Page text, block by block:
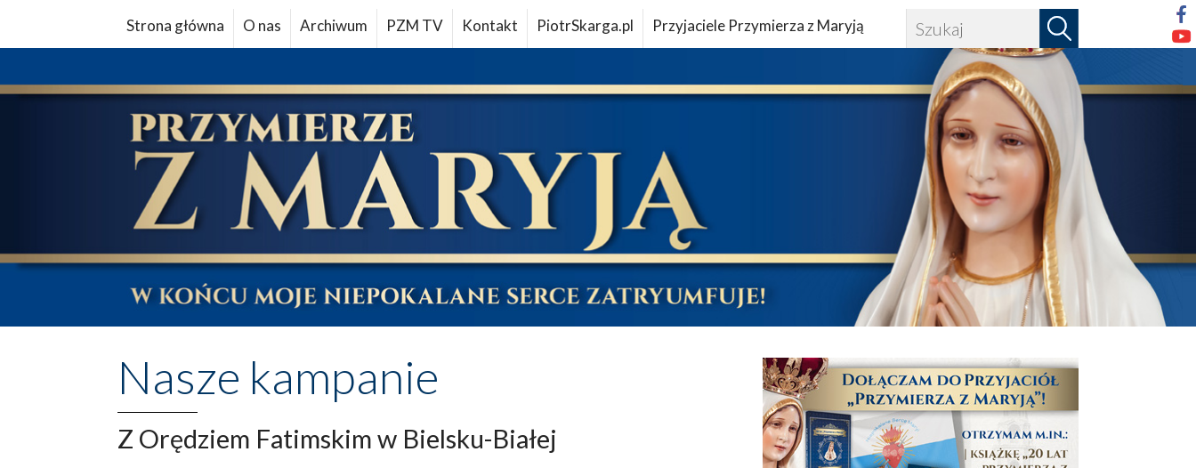
Strona główna O nas Archiwum PZM TV Kontakt PiotrSkarga.pl Przyjaciele Przymierza z Maryją
Nasze kampanie
Z Orędziem Fatimskim w Bielsku-Białej